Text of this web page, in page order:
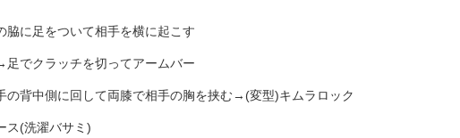
脇に足をついて相手を横に起こす
でクラッチを切ってアームバー
背中側に回して両膝で相手の胸を挟む→(変型)キムラロック
ス(洗濯バサミ)